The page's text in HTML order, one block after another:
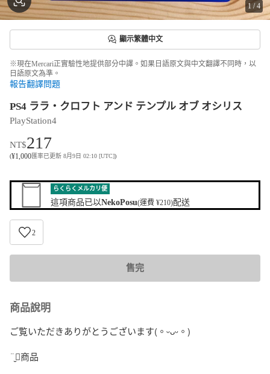
1/4
顯示繁體中文
※現在Mercari正實驗性地提供部分中譯。如果日語原文與中文翻譯不同時，以
日語原文為準。
報告翻譯問題
PS4 ララ・クロフト アンド テンプル オブ オシリス
PlayStation4
NT$217
(¥1,000匯率已更新 8月9日 02:10 [UTC])
らくらくメルカリ便
這項商品已以NekoPosu(運費 ¥210)配送
2
售完
商品說明
ご覧いただきありがとうございます(。ᵕᴗᵕ。)
¨̮⃝商品